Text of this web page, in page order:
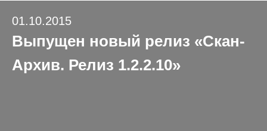
01.10.2015
Выпущен новый релиз «Скан-
Архив. Релиз 1.2.2.10»